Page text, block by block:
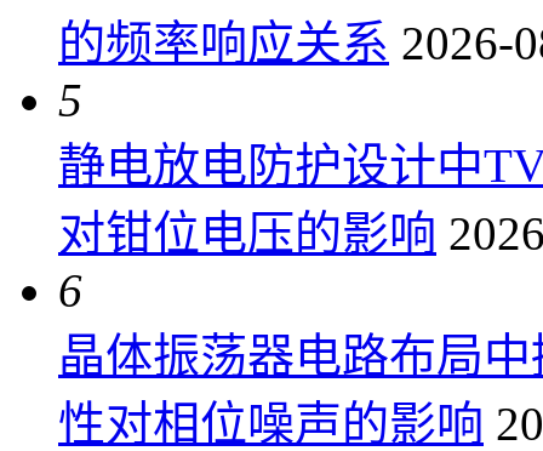
的频率响应关系 2026-
5
静电放电防护设计中
对钳位电压的影响
6
晶体振荡器电路布局
性对相位噪声的影响